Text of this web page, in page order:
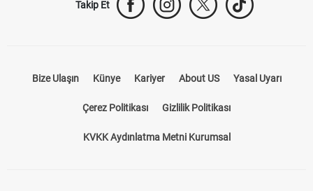
Takip Et
Bize Ulaşın Künye Kariyer About US Yasal Uyarı
Çerez Politikası Gizlilik Politikası
KVKK Aydınlatma Metni Kurumsal